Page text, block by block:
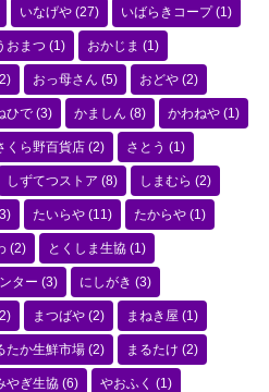
いなげや (27) いばらきコープ(1)
おまつ (1) おかじま (1)
おっ母さん (5) おどや (2)
ひで (3) かましん (8) かわねや (1)
くら野百貨店 (2) さとう (1)
しずてつストア (8) しまむら (2)
たいらや (11) たからや (1)
(2) とくしま生協 (1)
ター (3) にしがき (3)
まつばや (2) まねき屋 (1)
たか生鮮市場 (2) まるたけ (2)
やぎ生協 (6) やおふく (1)